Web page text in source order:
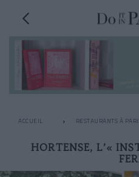
ACCUEIL RESTAURANTS À
HORTENSE, L’«